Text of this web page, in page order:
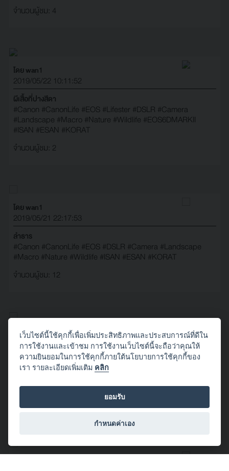
จำนวนผู้ชม: 4
โดย wan1
2019/05/22 10:11:52
ผีเสื้อที่ปางสีดา
#Canon #CanonLife #EOS #Lifester #DSLR #Camera
#Landscape #Macro #Nature #Wildlife #EOS6DMARKII
#ISAN #ESAN #KORAT
จำนวนผู้ชม: 2
โดย wan1
2019/05/21 22:17:53
ลำธาร
#Canon #CanonLife #EOS #DSLR #Camera #Landscape
#Macro #Nature #Wildlife #ISAN #ESAN #KORAT
จำนวนผู้ชม: 12
โดย wan1
2019/05/21 22:17:12
ผาหล่มสัก
#Canon#CanonLife#EOS#DSLR
#Macro#Nature#Wildlife#ISAN#ESAN#KORAT
เว็บไซต์นี้ใช้คุกกี้เพื่อเพิ่มประสิทธิภาพและประสบการณ์ที่ดีใน
การใช้งานและเข้าชม การใช้งานเว็บไซต์นี้จะถือว่าคุณให้
ความยินยอมในการใช้คุกกี้ภายใต้นโยบายการใช้คุกกี้ของ
เรา รายละเอียดเพิ่มเติม คลิก
ยอมรับ
กำหนดค่าเอง